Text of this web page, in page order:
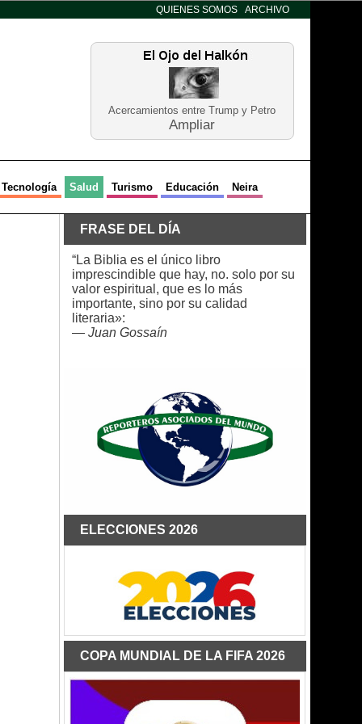
QUIENES SOMOS ARCHIVO
Acercamientos entre Trump y Petro
Ampliar
Tecnología Salud Turismo Educación Neira
FRASE DEL DÍA
“La Biblia es el único libro
imprescindible que hay, no. solo por su
valor espiritual, que es lo más
importante, sino por su calidad
literaria»:
— Juan Gossaín
ELECCIONES 2026
COPA MUNDIAL DE LA FIFA 2026